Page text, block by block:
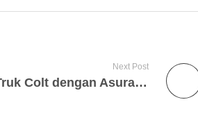
Next Post
Memilih Persewaan Truk Colt dengan Asuransi